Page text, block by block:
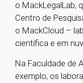
o MackLegalLab,
Centro de
o MackCloud –
científica e em
Na Faculdade de
exemplo, os